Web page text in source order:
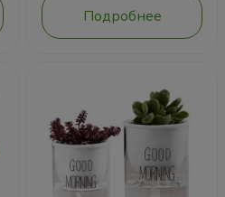
Подробнее